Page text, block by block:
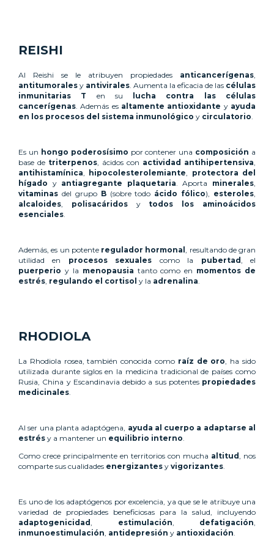
REISHI
Al Reishi se le atribuyen propiedades anticancerígenas
antitumorales y antivirales . Aumenta la eficacia de las células
inmunitarias T en su lucha contra las células
cancerígenas . Además esaltamente antioxidante yayuda
en los procesos del sistema inmunológico y circulatorio
Es un hongo poderosísimo por contener una composición a
base de triterpenos , ácidos con actividad antihipertensiva
antihistamínica
hipocolesterolemiante
protectora del
hígado yantiagregante plaquetaria . Aporta minerales
vitaminas del grupo B (sobre todo ácido fólico), esteroles
alcaloides
polisacáridos y todos los aminoácidos
esenciales
Además, es un potente regulador hormonal , resultando de gran
utilidad en procesos sexuales como la pubertad , el
puerperio y la menopausia tanto como en momentos de
estrés regulando el cortisol y la adrenalina
RHODIOLA
La Rhodiola rosea, también conocida como raíz de oro , ha sido
utilizada durante siglos en la medicina tradicional de países como
Rusia, China y Escandinavia debido a sus potentes propiedades
medicinales
Al ser una planta adaptógena, ayuda al cuerpo a adaptarse al
estrés y a mantener un equilibrio interno
Como crece principalmente en territorios con mucha altitud , nos
comparte sus cualidades energizantes y vigorizantes
Es uno de los adaptógenos por excelencia, ya que se le atribuye una
variedad de propiedades beneficiosas para la salud, incluyendo
adaptogenicidad
estimulación defatigación
inmunoestimulación antidepresión y antioxidación